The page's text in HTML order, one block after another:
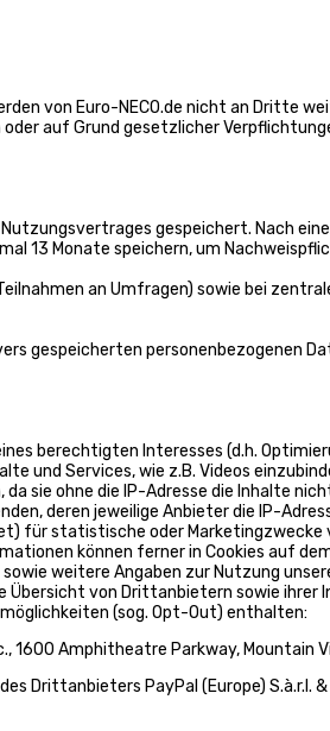
von Euro-NECO.de nicht an Dritte
auf Grund gesetzlicher
gespeichert. Nach
13 Monate speichern, um
an Umfragen) sowie bei
gespeicherten personenbezogenen
berechtigten Interesses (d.h.
und Services, wie z.B. Videos
sie ohne die IP-Adresse die Inhalte
deren jeweilige Anbieter die IP-
für statistische oder
können ferner in Cookies auf
weitere Angaben zur Nutzung
von Drittanbietern sowie
(sog. Opt-Out) enthalten:
1600 Amphitheatre Parkway, Mountain
Drittanbieters PayPal (Europe) S.à.r.l.